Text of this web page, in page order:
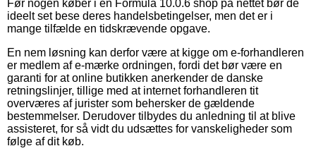
Før nogen køber i en Formula 10.0.6 shop på nettet bør de
ideelt set bese deres handelsbetingelser, men det er i
mange tilfælde en tidskrævende opgave.
En nem løsning kan derfor være at kigge om e-forhandleren
er medlem af e-mærke ordningen, fordi det bør være en
garanti for at online butikken anerkender de danske
retningslinjer, tillige med at internet forhandleren tit
overværes af jurister som behersker de gældende
bestemmelser. Derudover tilbydes du anledning til at blive
assisteret, for så vidt du udsættes for vanskeligheder som
følge af dit køb.